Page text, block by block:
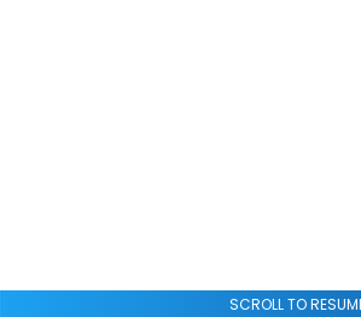
SCROLL TO